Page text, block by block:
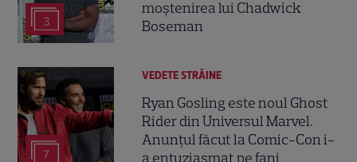
3
moștenirea lui Chadwick
Boseman
7
VEDETE STRĂINE
Ryan Gosling este noul Ghost
Rider din Universul Marvel.
Anunțul făcut la Comic-Con i-
a entuziasmat pe fani